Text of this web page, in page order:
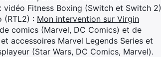
Fitness Boxing (Switch et Switch 2)
(RTL2) : Mon intervention sur Virgin
comics (Marvel, DC Comics) et de
accessoires Marvel Legends Series et
(Star Wars, DC Comics, Marvel).